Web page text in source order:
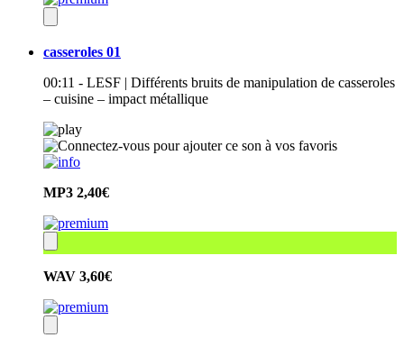
casseroles 01
00:11 - LESF | Différents bruits de manipulation de casseroles
– cuisine – impact métallique
MP3 2,40€
WAV 3,60€